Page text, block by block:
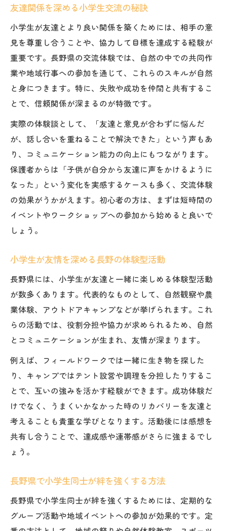
友達関係を深める小学生交流の秘訣
小学生が友達とより良い関係を築くためには、相手の意
見を尊重し合うことや、協力して目標を達成する経験が
重要です。長野県の交流体験では、自然の中での共同作
業や地域行事への参加を通じて、これらのスキルが自然
と身につきます。特に、失敗や成功を仲間と共有するこ
とで、信頼関係が深まるのが特徴です。
実際の体験談として、「友達と意見が合わずに悩んだ
が、話し合いを重ねることで解決できた」という声もあ
り、コミュニケーション能力の向上にもつながります。
保護者からは「子供が自分から友達に声をかけるように
なった」という変化を実感するケースも多く、交流体験
の効果がうかがえます。初心者の方は、まずは短時間の
イベントやワークショップへの参加から始めると良いで
しょう。
小学生が友情を深める長野の体験型活動
長野県には、小学生が友達と一緒に楽しめる体験型活動
が数多くあります。代表的なものとして、自然観察や農
業体験、アウトドアキャンプなどが挙げられます。これ
らの活動では、役割分担や協力が求められるため、自然
とコミュニケーションが生まれ、友情が深まります。
例えば、フィールドワークでは一緒に生き物を探した
り、キャンプではテント設営や調理を分担したりするこ
とで、互いの強みを活かす経験ができます。成功体験だ
けでなく、うまくいかなかった時のリカバリーを友達と
考えることも貴重な学びとなります。活動後には感想を
共有し合うことで、達成感や連帯感がさらに強まるでし
ょう。
長野県で小学生同士が絆を強くする方法
長野県で小学生同士が絆を強くするためには、定期的な
グループ活動や地域イベントへの参加が効果的です。定